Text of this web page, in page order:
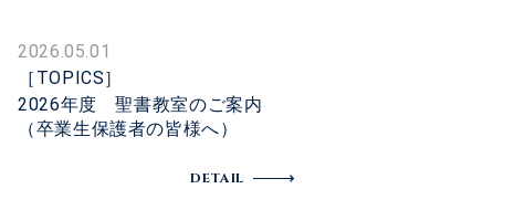
2026.05.01
［TOPICS］
2026年度 聖書教室のご案内
（卒業生保護者の皆様へ）
DETAIL